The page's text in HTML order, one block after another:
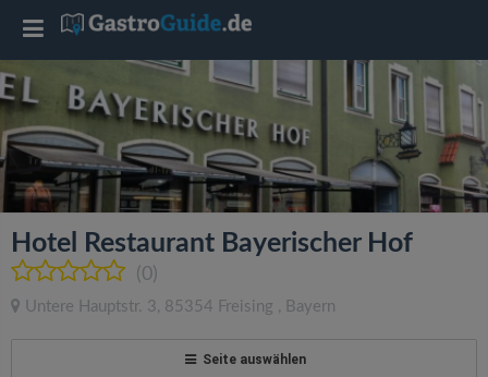
Hotel Restaurant Bayerischer Hof
(0)
Untere Hauptstr. 3, 85354 Freising , Bayern
Seite auswählen
T
g
g
l
e